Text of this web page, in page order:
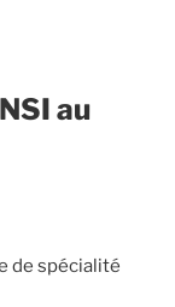
au
de spécialité